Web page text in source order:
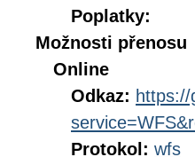
Poplatky:
Možnosti přenosu
Online
Odkaz:
Protokol: wfs